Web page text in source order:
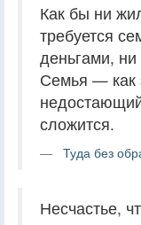
Как бы ни
требуется
деньгами,
Семья — как
сложится.
Туда без
Несчастье,